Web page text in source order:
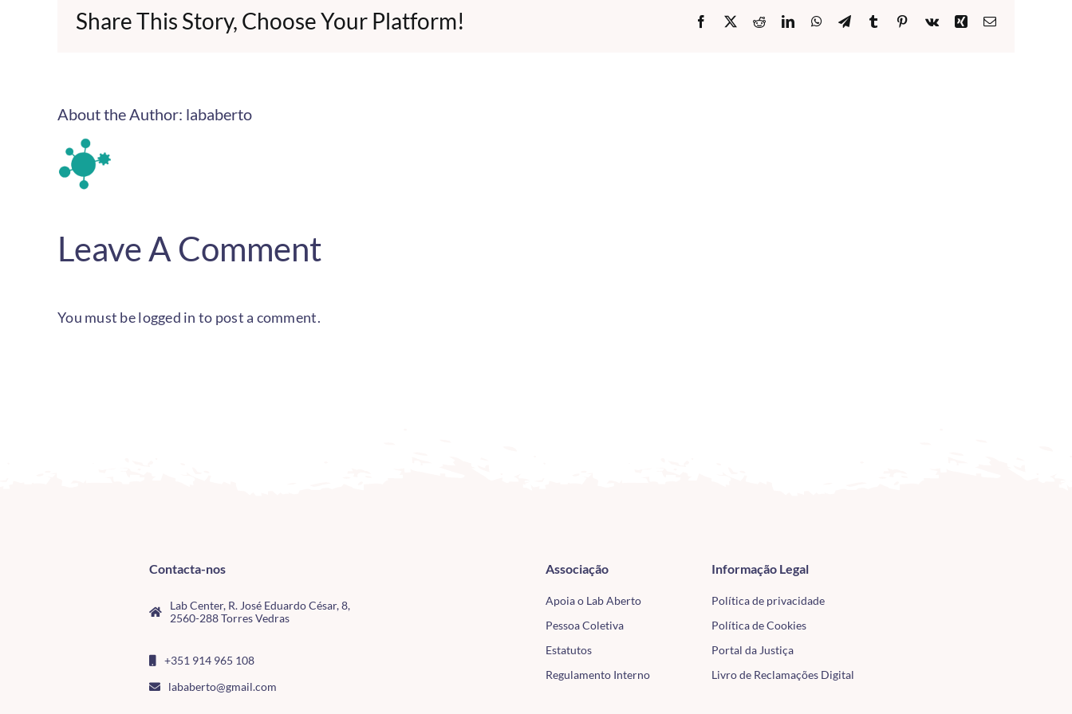
Share This Story, Choose Your Platform! Facebook
X RedditLinkedInWhatsApp
TelegramTumblr Pinterest
Vk XingEmail
About the Author: lababerto
Leave A Comment
You must belogged in to post a comment.
Contacta-nos
Lab Center, R. José Eduardo César, 8,
2560-288 Torres Vedras
+351 914 965 108
lababerto@gmail.com
Associação
Apoia o Lab Aberto
Pessoa Coletiva
Estatutos
Regulamento Interno
Informação Legal
Política de privacidade
Política de Cookies
Portal da Justiça
Livro de Reclamações Digital